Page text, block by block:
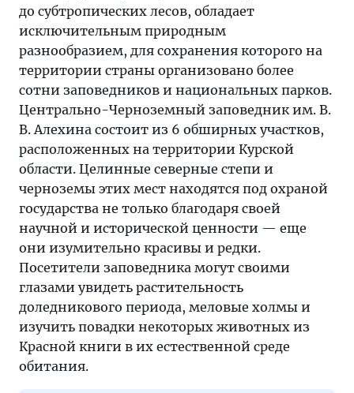
до субтропических лесов, обладает
исключительным природным
разнообразием, для сохранения которого на
территории страны организовано более
сотни заповедников и национальных парков.
Центрально-Черноземный заповедник им. В.
В. Алехина состоит из 6 обширных участков,
расположенных на территории Курской
области. Целинные северные степи и
черноземы этих мест находятся под охраной
государства не только благодаря своей
научной и исторической ценности — еще
они изумительно красивы и редки.
Посетители заповедника могут своими
глазами увидеть растительность
доледникового периода, меловые холмы и
изучить повадки некоторых животных из
Красной книги в их естественной среде
обитания.